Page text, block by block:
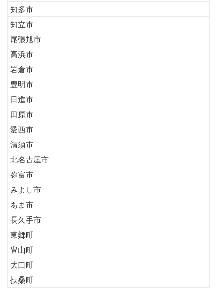
知多市
知立市
尾張旭市
高浜市
岩倉市
豊明市
日進市
田原市
愛西市
清須市
北名古屋市
弥富市
みよし市
あま市
長久手市
東郷町
豊山町
大口町
扶桑町